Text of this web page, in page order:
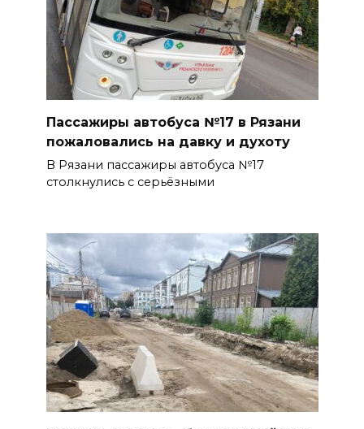
Пассажиры автобуса №17 в Рязани
пожаловались на давку и духоту
В Рязани пассажиры автобуса №17
столкнулись с серьёзными